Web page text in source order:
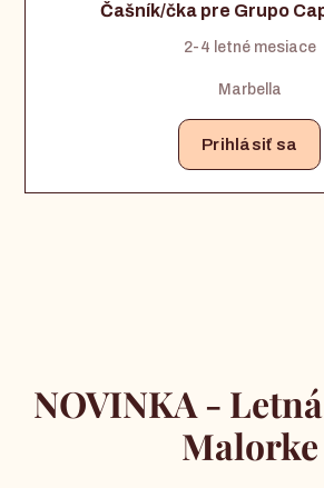
Čašník/čka pre Grupo
2-4 letné mesiace
Marbella
Prihlásiť sa
NOVINKA -
Malorke